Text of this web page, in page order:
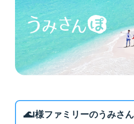
🌊I様ファミリーのうみさ